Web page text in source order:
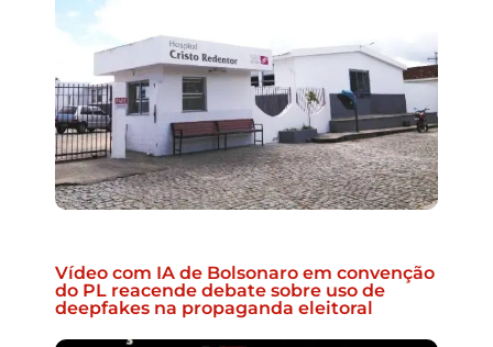
Vídeo com IA de Bolsonaro em convenção
do PL reacende debate sobre uso de
deepfakes na propaganda eleitoral